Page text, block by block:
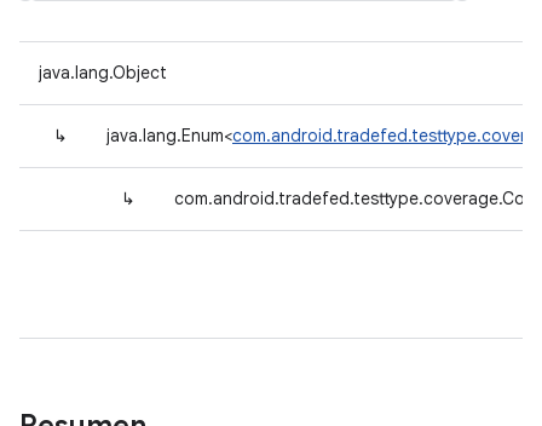
java.lang.Object
↳ java.lang.Enum<
↳